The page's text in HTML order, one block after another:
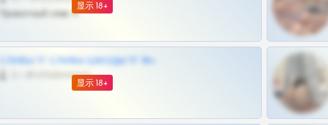
显示 18+
Приватный слив тг
显示 18+
СЛИВЫ ТГ СЛИВЫ ШКОДЫ ТГ 18+
@VIPARHIVS55BOT